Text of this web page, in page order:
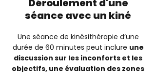
Déroulement d'une
séance avec un kiné
Une séance de kinésithérapie d’une
durée de 60 minutes peut inclure une
discussion sur les inconforts et les
objectifs, une évaluation des zones